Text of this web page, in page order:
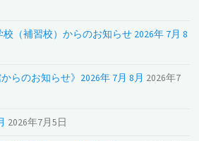
校（補習校）からのお知らせ 2026年 7月 8
らのお知らせ》2026年 7月 8月 2026年7
2026年7月5日